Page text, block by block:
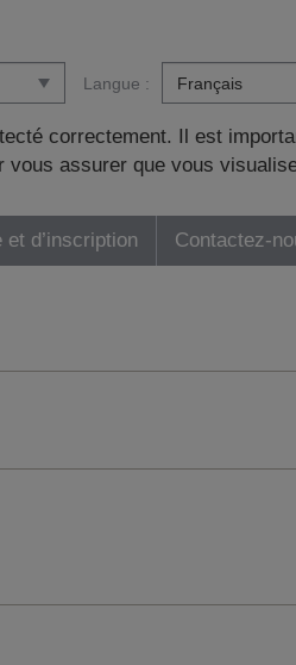
Langue :
correctement. Il est
assurer que vous
d’inscription Contactez-